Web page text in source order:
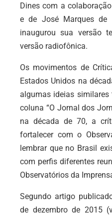
Dines com a
e de José Marques de
inaugurou sua versão
versão radiofônica.
Os movimentos de
Estados Unidos na
algumas ideias
coluna “O Jornal dos
na década de 70, a
fortalecer com o
lembrar que no Brasil
com perfis diferentes
Observatórios da
Segundo artigo
de dezembro de 2015